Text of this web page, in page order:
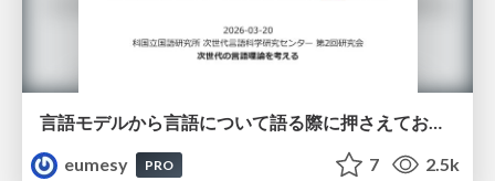
eumesy
PRO 7 2.5k